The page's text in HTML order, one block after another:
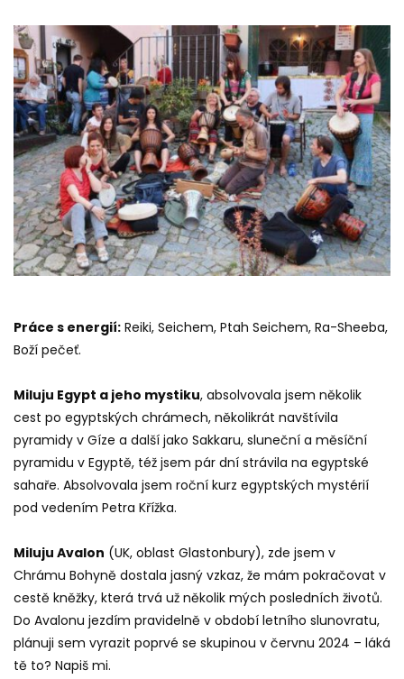
Práce s energií: Reiki, Seichem, Ptah Seichem, Ra-Sheeba,
Boží pečeť.
Miluju Egypt a jeho mystiku, absolvovala jsem několik
cest po egyptských chrámech, několikrát navštívila
pyramidy v Gíze a další jako Sakkaru, sluneční a měsíční
pyramidu v Egyptě, též jsem pár dní strávila na egyptské
sahaře. Absolvovala jsem roční kurz egyptských mystérií
pod vedením Petra Křížka.
Miluju Avalon (UK, oblast Glastonbury), zde jsem v
Chrámu Bohyně dostala jasný vzkaz, že mám pokračovat v
cestě kněžky, která trvá už několik mých posledních životů.
Do Avalonu jezdím pravidelně v období letního slunovratu,
plánuji sem vyrazit poprvé se skupinou v červnu 2024 – láká
tě to? Napiš mi.